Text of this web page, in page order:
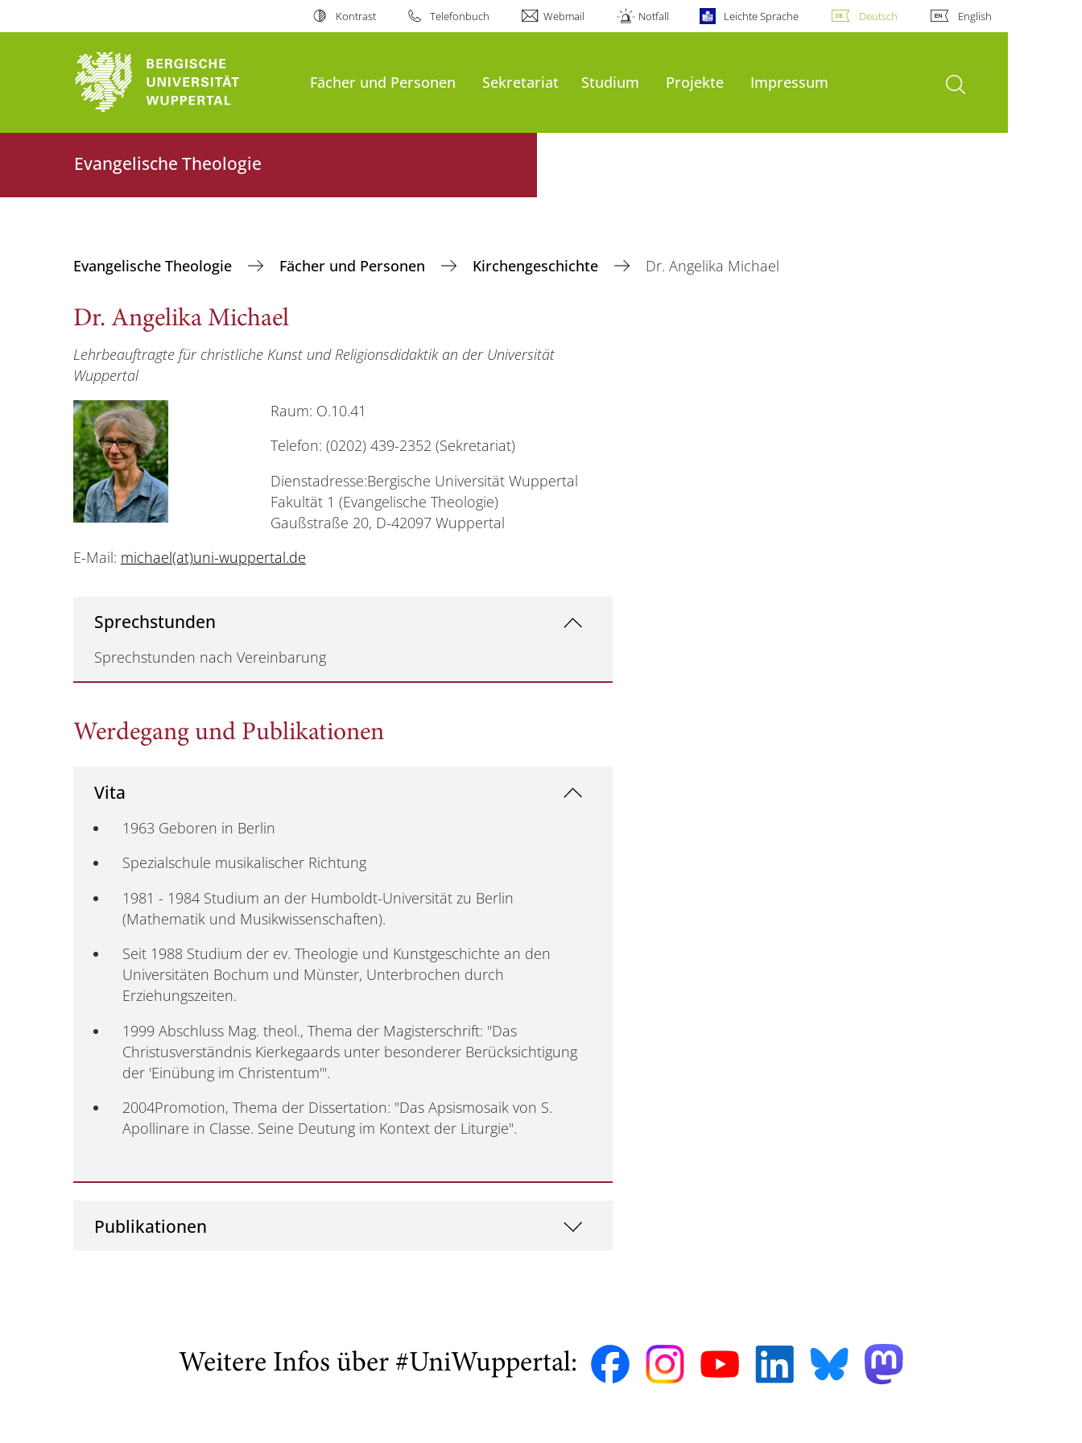
Kontrast Telefonbuch Webmail Notfall Leichte Sprache Deutsch English
Fächer und Personen Sekretariat Studium Projekte Impressum Suche öffnen
Evangelische Theologie
Evangelische Theologie Fächer und Personen Kirchengeschichte Dr. Angelika Michael
Dr. Angelika Michael
Lehrbeauftragte für christliche Kunst und Religionsdidaktik an der Universität
Wuppertal
Raum: O.10.41
Telefon: (0202) 439-2352 (Sekretariat)
Dienstadresse:Bergische Universität Wuppertal
Fakultät 1 (Evangelische Theologie)
Gaußstraße 20, D-42097 Wuppertal
E-Mail: michael(at)uni-wuppertal.de
Sprechstunden
Sprechstunden nach Vereinbarung
Werdegang und Publikationen
Vita
1963 Geboren in Berlin
Spezialschule musikalischer Richtung
1981 - 1984 Studium an der Humboldt-Universität zu Berlin
(Mathematik und Musikwissenschaften).
Seit 1988 Studium der ev. Theologie und Kunstgeschichte an den
Universitäten Bochum und Münster, Unterbrochen durch
Erziehungszeiten.
1999 Abschluss Mag. theol., Thema der Magisterschrift: "Das
Christusverständnis Kierkegaards unter besonderer Berücksichtigung
der 'Einübung im Christentum'".
2004Promotion, Thema der Dissertation: "Das Apsismosaik von S.
Apollinare in Classe. Seine Deutung im Kontext der Liturgie".
Publikationen
Weitere Infos über #UniWuppertal: